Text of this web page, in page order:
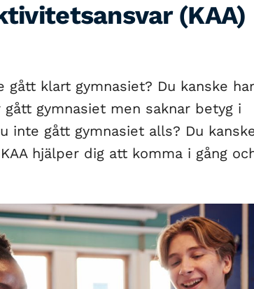
(KAA)
klart gymnasiet? Du kanske har
gymnasiet men saknar betyg i
inte gått gymnasiet alls? Du
hjälper dig att komma i gång